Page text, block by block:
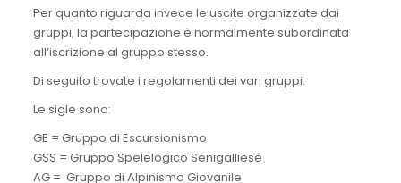
Per quanto riguarda invece le uscite organizzate dai
gruppi, la partecipazione è normalmente subordinata
all’iscrizione al gruppo stesso.
Di seguito trovate i regolamenti dei vari gruppi.
Le sigle sono:
GE = Gruppo di Escursionismo
GSS = Gruppo Spelelogico Senigalliese
AG = Gruppo di Alpinismo Giovanile